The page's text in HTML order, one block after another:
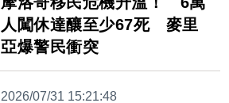
人闖休達釀至少67死 麥里
亞爆警民衝突
2026/07/31 15:21:48